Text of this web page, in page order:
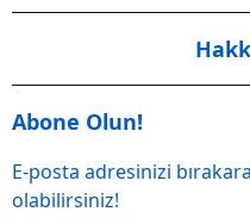
Abone Olun!
E-posta adresinizi
olabilirsiniz!